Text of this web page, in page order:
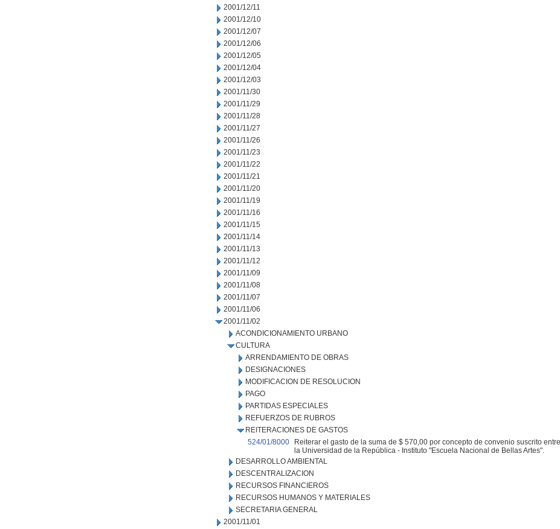
2001/12/11
2001/12/10
2001/12/07
2001/12/06
2001/12/05
2001/12/04
2001/12/03
2001/11/30
2001/11/29
2001/11/28
2001/11/27
2001/11/26
2001/11/23
2001/11/22
2001/11/21
2001/11/20
2001/11/19
2001/11/16
2001/11/15
2001/11/14
2001/11/13
2001/11/12
2001/11/09
2001/11/08
2001/11/07
2001/11/06
2001/11/02
ACONDICIONAMIENTO URBANO
CULTURA
ARRENDAMIENTO DE OBRAS
DESIGNACIONES
MODIFICACION DE RESOLUCION
PAGO
PARTIDAS ESPECIALES
REFUERZOS DE RUBROS
REITERACIONES DE GASTOS
524/01/8000
Reiterar el gasto de la suma de $ 570,00 por concepto de convenio suscrito
la Universidad de la República - Instituto "Escuela Nacional de Bellas Artes".
DESARROLLO AMBIENTAL
DESCENTRALIZACION
RECURSOS FINANCIEROS
RECURSOS HUMANOS Y MATERIALES
SECRETARIA GENERAL
2001/11/01